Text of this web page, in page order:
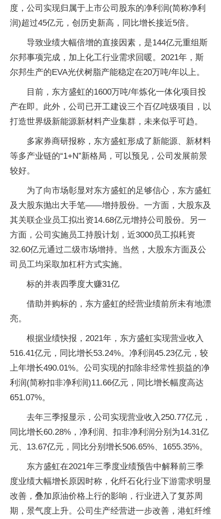
度，公司实现归属于上市公司股东的净利润(简称净利
润)超过45亿元，创历史新高，同比增长接近5倍。
导致业绩大幅倍增的直接因素，是144亿元重组斯
尔邦事项完成，加上化工行业需求回暖。2021年，斯
尔邦生产的EVA光伏树脂产能稳定在20万吨/年以上。
目前，东方盛虹的1600万吨/年炼化一体化项目投
产在即。此外，公司已开工建设三个百亿吨级项目，以
打造世界级新能源新材料产业集群，未来似乎可趋。
多家券商研报称，东方盛虹形成了新能源、新材料
等多产业链的“1+N”新格局，可以预见，公司发展前景
较好。
为了向市场彰显对东方盛虹的足够信心，东方盛虹
及大股东抛出大手笔——增持股份。一方面，大股东及
其关联企业员工拟出资14.68亿元增持公司股份。另一
方面，公司实施员工持股计划，近3000员工拟耗资
32.60亿元通过二级市场增持。当然，大股东方面及公
司员工均采取加杠杆方式实施。
标的并表四季度大赚31亿
借助并购标的，东方盛虹的经营业绩前所未有地漂
亮。
根据业绩快报，2021年，东方盛虹实现营业收入
516.41亿元，同比增长53.24%。净利润45.23亿元，较
上年增长490.01%。公司实现的扣除非经常性损益的净
利润(简称扣非净利润)11.66亿元，同比增长幅度高达
651.07%。
去年三季报显示，公司实现营业收入250.77亿元，
同比增长60.28%，净利润、扣非净利润分别为14.31亿
元、13.67亿元，同比分别增长506.65%、1655.35%。
东方盛虹在2021年三季度业绩预告中解释前三季
度业绩大幅增长原因时称，化纤石化行业下游需求明显
改善，叠加原油价格上行的影响，行业进入了复苏周
期，景气度上升。公司生产经营进一步改善，港虹纤维